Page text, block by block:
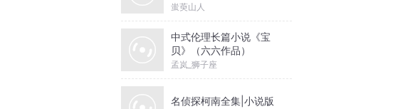
蚩萸山人
中式伦理长篇小说《宝
贝》（六六作品）
孟岚_狮子座
名侦探柯南全集|小说版